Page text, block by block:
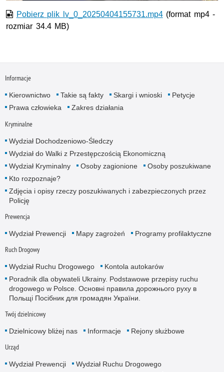
Pobierz plik lv_0_20250404155731.mp4(format mp4 -
rozmiar 34.4 MB)
Informacje
Kierownictwo Takie są fakty Skargi i wnioski
Petycje
Prawa człowieka
Zakres działania
Kryminalne
Wydział Dochodzeniowo-Śledczy
Wydział do Walki z Przestępczością Ekonomiczną
Wydział Kryminalny
Osoby zagionione
Osoby poszukiwane
Kto rozpoznaje?
Zdjęcia i opisy rzeczy poszukiwanych i zabezpieczonych przez
Policję
Prewencja
Wydział Prewencji Mapy zagrożeń Programy profilaktyczne
Ruch Drogowy
Wydział Ruchu Drogowego
Kontola autokarów
Poradnik dla obywateli Ukrainy. Podstawowe przepisy ruchu
drogowego w Polsce. Основні правила дорожнього руху в
Польщі Посібник для громадян України.
Twój dzielnicowy
Dzielnicowy bliżej nas Informacje Rejony służbowe
Urząd
Wydział Prewencji
Wydział Ruchu Drogowego